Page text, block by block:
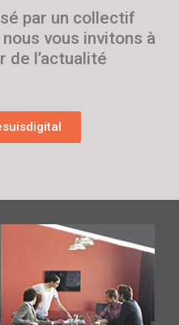
par un collectif
vous invitons à
de l’actualité